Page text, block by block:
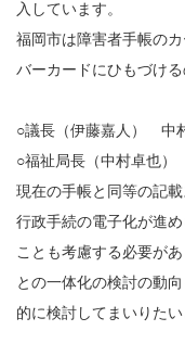
入しています。
福岡市は障害者手帳の
バーカードにひもづけ
○議長（伊藤嘉人） 中
○福祉局長（中村卓也）
現在の手帳と同等の記
行政手続の電子化が進
ことも考慮する必要が
との一体化の検討の動
的に検討してまいりた